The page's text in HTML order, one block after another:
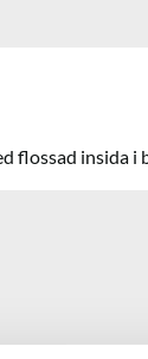
flossad insida i